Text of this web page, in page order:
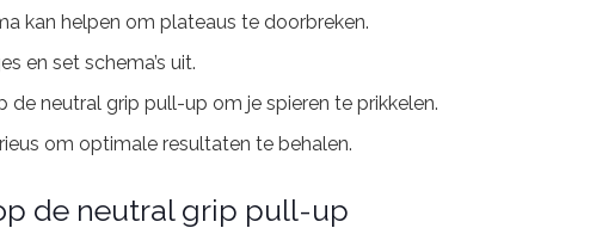
kan helpen om plateaus te doorbreken.
en set schema’s uit.
de neutral grip pull-up om je spieren te prikkelen.
om optimale resultaten te behalen.
de neutral grip pull-up